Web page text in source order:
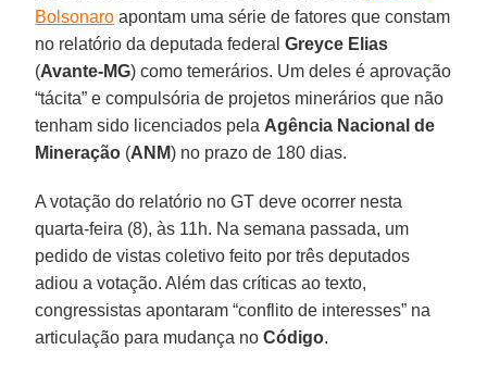
Bolsonaro apontam uma série de fatores que constam
no relatório da deputada federalGreyce Elias
(Avante-MG) como temerários. Um deles é aprovação
“tácita” e compulsória de projetos minerários que não
tenham sido licenciados pela Agência Nacional de
Mineração (ANM) no prazo de 180 dias.
A votação do relatório no GT deve ocorrer nesta
quarta-feira (8), às 11h. Na semana passada, um
pedido de vistas coletivo feito por três deputados
adiou a votação. Além das críticas ao texto,
congressistas apontaram “conflito de interesses” na
articulação para mudança noCódigo.